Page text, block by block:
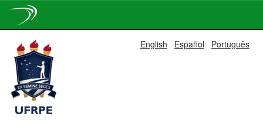
navigation
English Español Português